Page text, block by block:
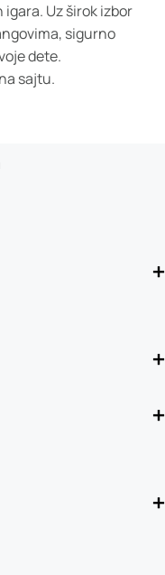
Uz širok izbor
sigurno
dete.
sajtu.